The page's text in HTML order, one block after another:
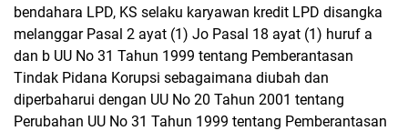
bendahara LPD, KS selaku karyawan kredit LPD disangka
melanggar Pasal 2 ayat (1) Jo Pasal 18 ayat (1) huruf a
dan b UU No 31 Tahun 1999 tentang Pemberantasan
Tindak Pidana Korupsi sebagaimana diubah dan
diperbaharui dengan UU No 20 Tahun 2001 tentang
Perubahan UU No 31 Tahun 1999 tentang Pemberantasan